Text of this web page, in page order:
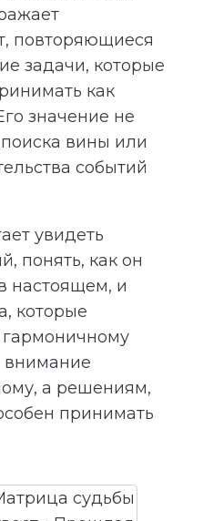
повторяющиеся
задачи, которые
как
значение не
вины или
событий
увидеть
понять, как он
настоящем, и
которые
гармоничному
внимание
а решениям,
принимать